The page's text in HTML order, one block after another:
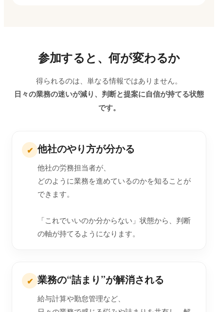
参加すると、何が変わるか
得られるのは、単なる情報ではありません。
日々の業務の迷いが減り、判断と提案に自信が持てる状態
です。
✔ 他社のやり方が分かる
他社の労務担当者が、
どのように業務を進めているのかを知ることが
できます。
「これでいいのか分からない」状態から、判断
の軸が持てるようになります。
✔ 業務の“詰まり”が解消される
給与計算や勤怠管理など、